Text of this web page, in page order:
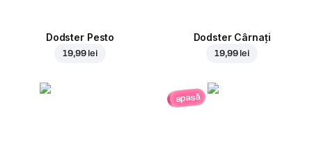
Dodster Pesto
19,99 lei
Dodster Cârnați
19,99 lei
apasă